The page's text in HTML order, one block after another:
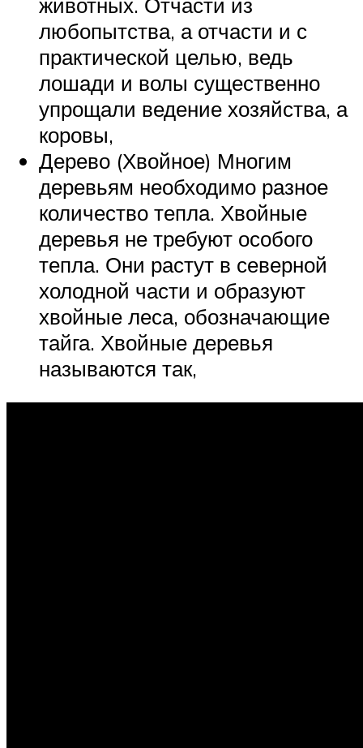
любопытства, а отчасти и с
практической целью, ведь
лошади и волы существенно
упрощали ведение хозяйства, а
коровы,
Дерево (Хвойное) Многим
деревьям необходимо разное
количество тепла. Хвойные
деревья не требуют особого
тепла. Они растут в северной
холодной части и образуют
хвойные леса, обозначающие
тайга. Хвойные деревья
называются так,